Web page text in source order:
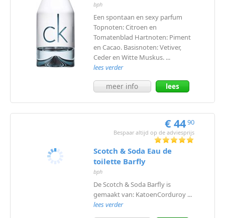
bph
Een spontaan en sexy parfum
Topnoten: Citroen en
Tomatenblad Hartnoten: Piment
en Cacao. Basisnoten: Vetiver,
Ceder en Witte Muskus. ...
lees verder
meer info
lees
€ 4490
Bespaar altijd op de adviesprijs
Scotch & Soda Eau de
toilette Barfly
bph
De Scotch & Soda Barfly is
gemaakt van: KatoenCorduroy ...
lees verder